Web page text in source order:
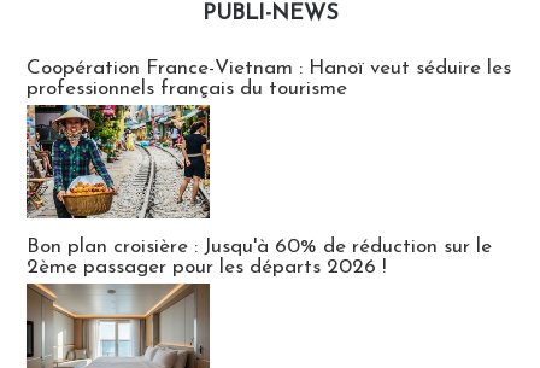
PUBLI-NEWS
Coopération France-Vietnam : Hanoï veut séduire les
professionnels français du tourisme
Bon plan croisière : Jusqu'à 60% de réduction sur le
2ème passager pour les départs 2026 !